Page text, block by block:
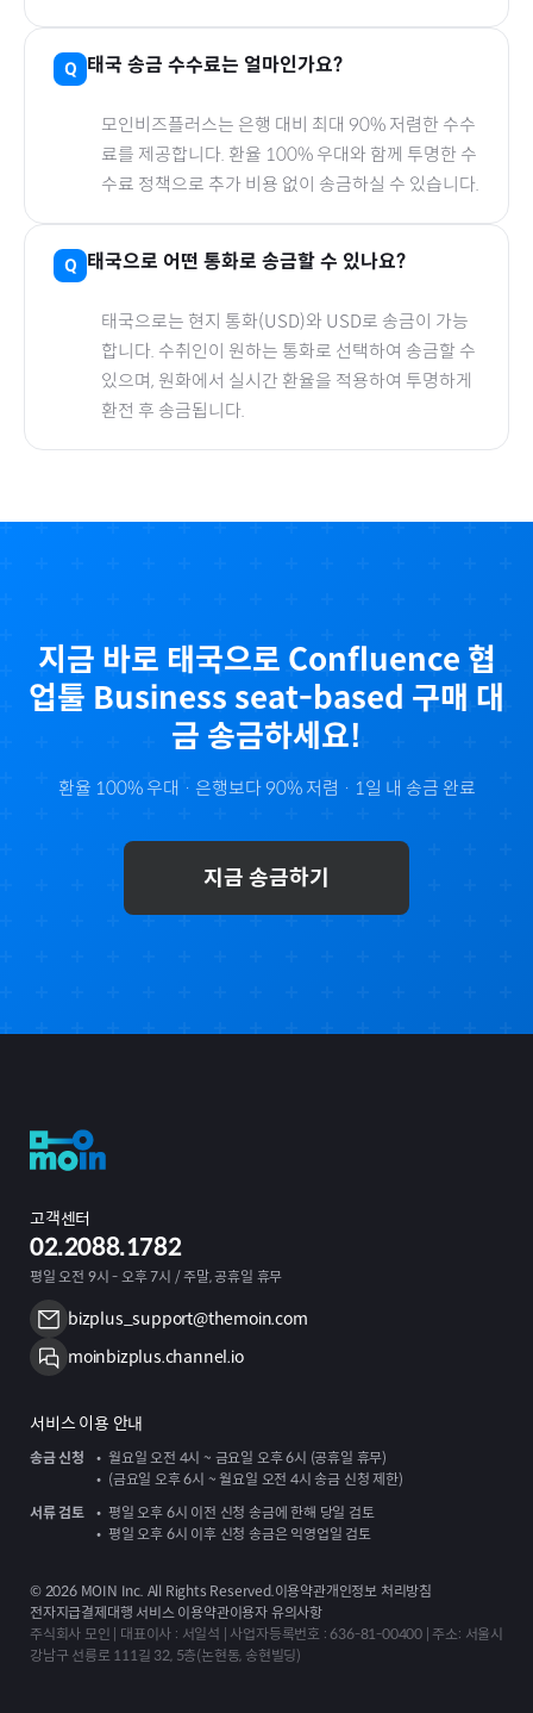
태국 송금 수수료는 얼마인가요?
모인비즈플러스는 은행 대비 최대 90% 저렴한 수수
료를 제공합니다. 환율 100% 우대와 함께 투명한 수
수료 정책으로 추가 비용 없이 송금하실 수 있습니다.
태국으로 어떤 통화로 송금할 수 있나요?
태국으로는 현지 통화(USD)와 USD로 송금이 가능
합니다. 수취인이 원하는 통화로 선택하여 송금할 수
있으며, 원화에서 실시간 환율을 적용하여 투명하게
환전 후 송금됩니다.
지금 바로 태국으로 Confluence 협
업툴 Business seat-based 구매 대
금 송금하세요!
환율 100% 우대 · 은행보다 90% 저렴 · 1일 내 송금 완료
지금 송금하기
고객센터
02.2088.1782
평일 오전 9시 - 오후 7시 / 주말, 공휴일 휴무
bizplus_support@themoin.com
moinbizplus.channel.io
서비스 이용 안내
송금 신청
월요일 오전 4시 ~ 금요일 오후 6시 (공휴일 휴무)
(금요일 오후 6시 ~ 월요일 오전 4시 송금 신청 제한)
서류 검토
평일 오후 6시 이전 신청 송금에 한해 당일 검토
평일 오후 6시 이후 신청 송금은 익영업일 검토
© 2026MOIN Inc. All Rights Reserved.이용약관개인정보 처리방침
전자지급결제대행 서비스 이용약관이용자 유의사항
주식회사 모인 | 대표이사 : 서일석 | 사업자등록번호 : 636-81-00400 | 주소: 서울시
강남구 선릉로 111길 32, 5층(논현동, 송현빌딩)